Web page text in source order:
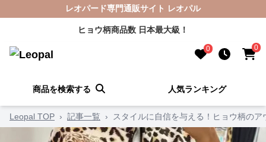
レオパード専門通販サイト レオパル
ヒョウ柄商品数 日本最大級！
0 0
商品を検索する 人気ランキング
Leopal TOP › 記事一覧 › スタイルに自信を与える！ヒョウ柄のア